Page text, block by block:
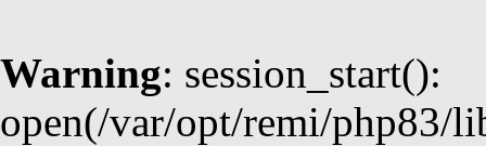
Warning: session_start():
open(/var/opt/remi/php83/